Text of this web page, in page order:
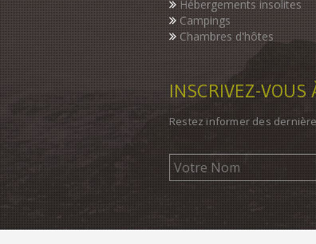
Hébergements insolites
Campings
Chambres d'hôtes
INSCRIVEZ-VOUS
Restez informer des